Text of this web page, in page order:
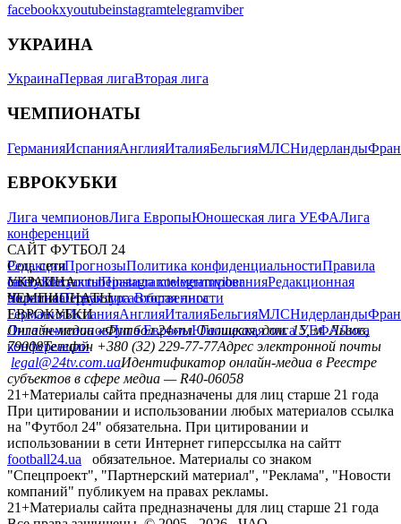
facebookxyoutubeinstagramtelegramviber
УКРАИНА
УкраинаПервая лигаВторая лига
ЧЕМПИОНАТЫ
ГерманияИспанияАнглияИталияБельгияМЛСНидерланды
ЕВРОКУБКИ
Лига чемпионовЛига ЕвропыЮношеская лига УЕФАЛига
конференций
САЙТ ФУТБОЛ 24
РедакцияПрогнозыПолитика конфиденциальностиПравила
сайтуКонтактыПравила комментированияРедакционная
политикаСтруктура собственности
Соц. сети
facebookxyoutubeinstagramtelegramviber
УКРАИНА
УкраинаПервая лигаВторая лига
ЧЕМПИОНАТЫ
ГерманияИспанияАнглияИталияБельгияМЛСНидерланды
ЕВРОКУБКИ
Лига чемпионовЛига ЕвропыЮношеская лига УЕФАЛига
конференций
Онлайн-медиа «Футбол 24»пл. Галицкая, дом. 15, м. Львов,
79008Телефон +380 (32) 229-77-77Адрес электронной почты
legal@24tv.com.uaИдентификатор онлайн-медиа в Реестре
субъектов в сфере медиа — R40-06058
21+Материалы сайта предназначены для лиц старше 21 года
При цитировании и использовании любых материалов ссылка
на "Футбол 24" обязательна. При цитировании и
использовании в сети Интернет гиперссылка на сайтт
football24.ua
обязательное. Материалы со знаком
"Спецпроект", "Партнерский материал", "Реклама", "Новости
компаний" публикуем на правах рекламы.
21+Материалы сайта предназначены для лиц старше 21 года